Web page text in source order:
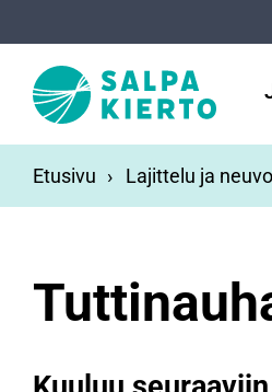
Etusivu Lajittelu ja